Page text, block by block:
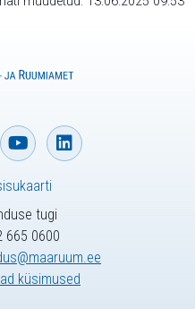
tugi
665 0600
küsimused